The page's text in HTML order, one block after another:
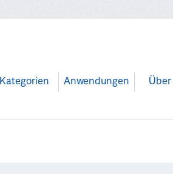
Kategorien Anwendungen Über